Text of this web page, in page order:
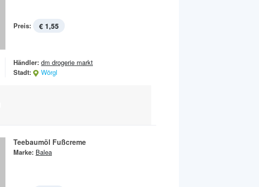
Preis: € 1,55
Händler: dm drogerie markt
Stadt:
Wörgl
Teebaumöl Fußcreme
Marke: Balea